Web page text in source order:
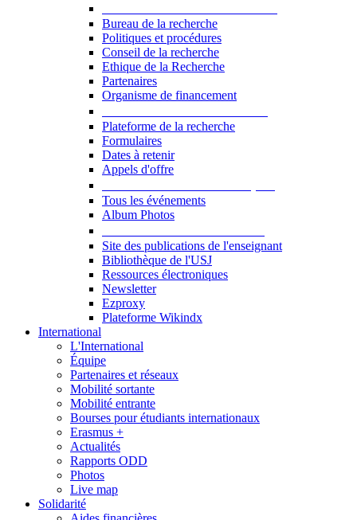
Bureau de la recherche
Politiques et procédures
Conseil de la recherche
Ethique de la Recherche
Partenaires
Organisme de financement
Plateforme de la recherche
Formulaires
Dates à retenir
Appels d'offre
Tous les événements
Album Photos
Site des publications de l'enseignant
Bibliothèque de l'USJ
Ressources électroniques
Newsletter
Ezproxy
Plateforme Wikindx
International
L'International
Équipe
Partenaires et réseaux
Mobilité sortante
Mobilité entrante
Bourses pour étudiants internationaux
Erasmus +
Actualités
Rapports ODD
Photos
Live map
Solidarité